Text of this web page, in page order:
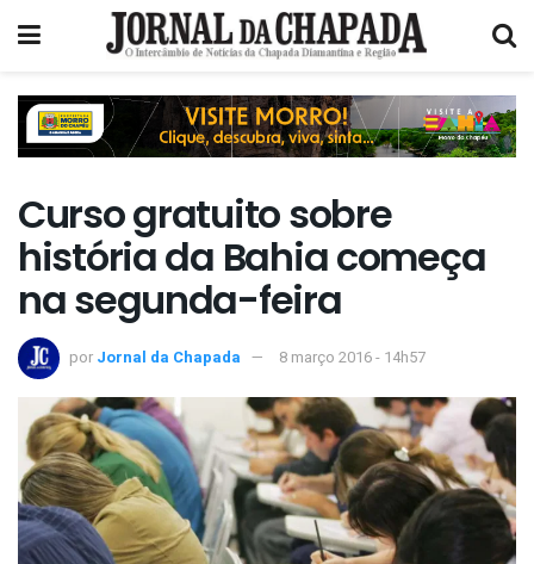
Curso gratuito sobre
história da Bahia começa
na segunda-feira
por Jornal da Chapada 8 março 2016 - 14h57